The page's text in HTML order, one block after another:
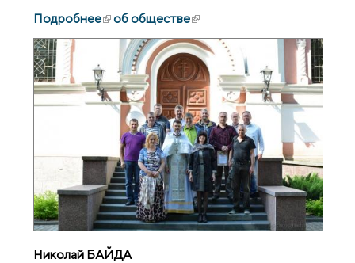
Подробнее(внешняя ссылка)
об обществе(внешняя ссылка)
Николай БАЙДА